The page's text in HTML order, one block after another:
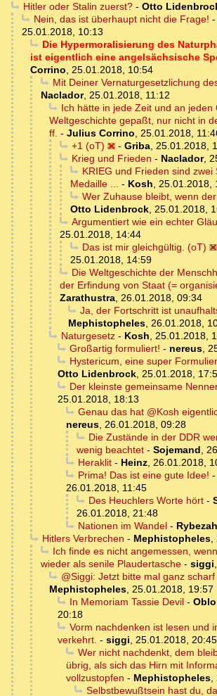
Hitler oder Stalin zuerst?- Otto
Nein, das ist überhaupt nicht die Frage! -
25.01.2018, 10:13
Die Hypermoralisierung des
ist eigentlich eine angelsächsische
Corrino, 25.01.2018, 10:54
Mit Deiner Vernaturgesetzlichung
Naclador, 25.01.2018, 11:12
Ich hätte in jede Zeit und an jeden
Weltgeschichte gepaßt, nur nicht in
ff. - Julius Corrino, 25.01.2018,
+1 (oT)
- Griba, 25.01.2018,
Krieg und Frieden - Naclador,
KRIEG und Frieden sind zwei
Medaille ... - Kosh, 25.01.2018,
Wer Zuhause bleibt, wenn
Otto Lidenbrock, 25.01.2018,
Argumentiert wie ein echter
25.01.2018, 14:44
Das ist mir gleichgültig. (oT)
25.01.2018, 14:59
Die Weltgeschichte der
der Erfindung von Staat (=
Zarathustra, 26.01.2018, 09:34
Ja, der Fortschritt ist
Mephistopheles, 26.01.2018,
Naturgesetz- Kosh, 25.01.2018,
Großartig formuliert! - nereus,
Hystericum, eine super
Otto Lidenbrock, 25.01.2018,
Der kleinste gemeinsame
25.01.2018, 18:13
Genau das hat @Kosh
nereus, 26.01.2018, 09:28
Die Zustände in der DDR
wenig beachtet - Sojemand,
Heraklit- Heinz, 26.01.2018,
Prima! Das ist eine gute Idee! -
26.01.2018, 11:45
Des Heuchlers Worte hört-
26.01.2018, 21:48
Nationen im Wandel-
Hitlers Verbrechen - Mephistopheles,
Ich finde es nicht angemessen,
wieder als senile Plaudertasche - siggi,
@Siggi: Jetzt bitte mal ganz
Mephistopheles, 25.01.2018, 19:57
In Memoriam Tassie Devil-
20:18
Vorm nachdenken ist lesen und
verkehrt. - siggi, 25.01.2018, 20:45
Wer nicht nachdenkt, dem
übrig, als sich das Hirn mit
vollzustopfen - Mephistopheles,
Selbstbewußtsein hast du,